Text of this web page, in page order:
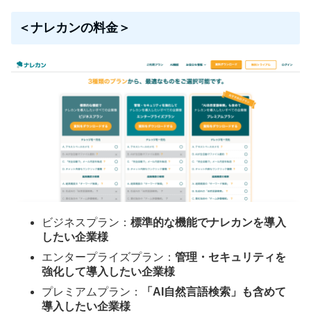
＜ナレカンの料金＞
ビジネスプラン： 標準的な機能でナレカンを導入
したい企業様
エンタープライズプラン： 管理・セキュリティを
強化して導入したい企業様
プレミアムプラン：
「AI自然言語検索」も含めて
導入したい企業様